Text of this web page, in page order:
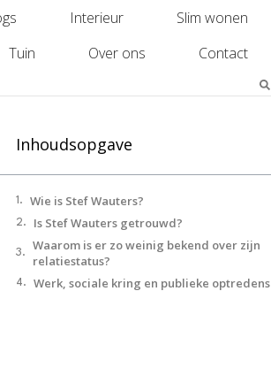
Interieur
Slim wonen
Tuin Over ons Contact
Inhoudsopgave
Wie is Stef Wauters?
Is Stef Wauters getrouwd?
Waarom is er zo weinig bekend over zijn
relatiestatus?
Werk, sociale kring en publieke optredens